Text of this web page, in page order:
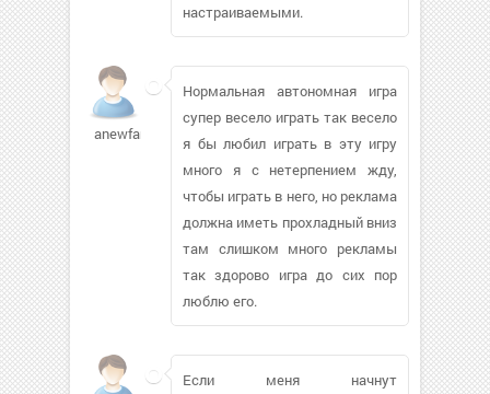
настраиваемыми.
anewfang591
Нормальная автономная игра
супер весело играть так весело
я бы любил играть в эту игру
много я с нетерпением жду,
чтобы играть в него, но реклама
должна иметь прохладный вниз
там слишком много рекламы
так здорово игра до сих пор
люблю его.
Если меня начнут